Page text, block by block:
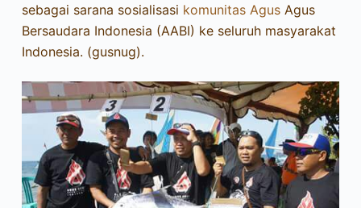
sebagai sarana sosialisasi komunitas AgusAgus
Bersaudara Indonesia (AABI) ke seluruh masyarakat
Indonesia. (gusnug).